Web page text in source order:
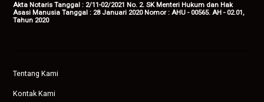
Akta Notaris Tanggal : 2/11-02/2021 No. 2. SK Menteri Hukum dan Hak
Asasi Manusia Tanggal : 28 Januari 2020 Nomor : AHU - 00565. AH - 02.01,
Tahun 2020
Tentang Kami
Kontak Kami